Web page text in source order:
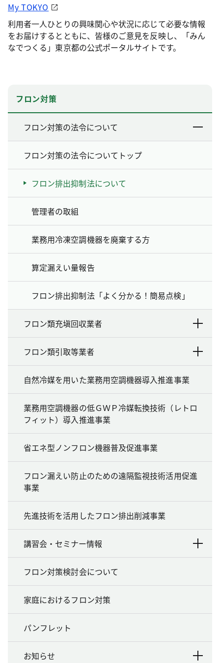
My TOKYO
利用者一人ひとりの興味関心や状況に応じて必要な情報
をお届けするとともに、皆様のご意見を反映し、「みん
なでつくる」東京都の公式ポータルサイトです。
フロン対策
フロン対策の法令について
フロン対策の法令についてトップ
フロン排出抑制法について
管理者の取組
業務用冷凍空調機器を廃棄する方
算定漏えい量報告
フロン排出抑制法「よく分かる！簡易点検」
フロン類充塡回収業者
フロン類引取等業者
自然冷媒を用いた業務用空調機器導入推進事業
業務用空調機器の低ＧＷＰ冷媒転換技術（レトロ
フィット）導入推進事業
省エネ型ノンフロン機器普及促進事業
フロン漏えい防止のための遠隔監視技術活用促進
事業
先進技術を活用したフロン排出削減事業
講習会・セミナー情報
フロン対策検討会について
家庭におけるフロン対策
パンフレット
お知らせ